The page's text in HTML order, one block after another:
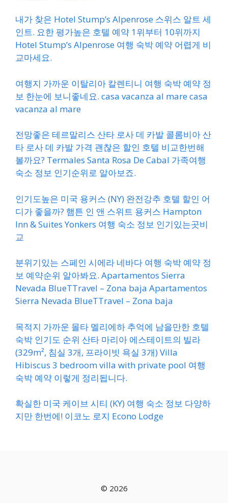
내가 찾은 Hotel Stump’s Alpenrose 스위스 알트 세
인트. 요한 평가높은 호텔 예약 1위부터 10위까지
Hotel Stump’s Alpenrose 여행 숙박 예약 어렵게 비
교마세요.
여행지 가까운 이탈리아 칼렌티니 여행 숙박 예약 정
보 한눈에 보니좋네요. casa vacanza al mare casa
vacanza al mare
전망좋은 테르말리스 산타 로사 데 카발 콜롬비아 산
타 로사 데 카발 가격 괜찮은 할인 호텔 비교한번해
볼까요? Termales Santa Rosa De Cabal 가족여행
숙소 정보 인기순위로 알아보죠.
인기도높은 미국 용커스 (NY) 완전강추 호텔 할인 어
디가 좋을까? 햄튼 인 앤 스위트 용커스 Hampton
Inn & Suites Yonkers 여행 숙소 정보 인기있는곳비
교
분위기있는 스페인 시에라 네바다 여행 숙박 예약 정
보 예약순위 알아봐요. Apartamentos Sierra
Nevada BlueTTravel – Zona baja Apartamentos
Sierra Nevada BlueTTravel – Zona baja
목적지 가까운 몰타 멜리에하 추억에 남을만한 호텔
숙박 인기도 순위 산타 마리아 에스테이트의 빌라
(329m², 침실 3개, 프라이빗 욕실 3개) Villa
Hibiscus 3 bedroom villa with private pool 여행
숙박 예약 이렇게 정리됩니다.
확실한 미국 케이브 시티 (KY) 여행 숙소 정보 다양하
지만 한번에! 이코노 로지 Econo Lodge
© 2026